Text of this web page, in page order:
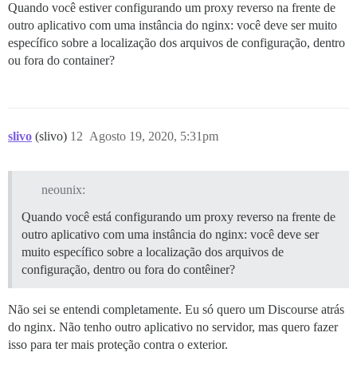
Quando você estiver configurando um proxy reverso na frente de
outro aplicativo com uma instância do nginx: você deve ser muito
específico sobre a localização dos arquivos de configuração, dentro
ou fora do container?
slivo (slivo) Agosto 19, 2020, 5:31pm
12
neounix:
Quando você está configurando um proxy reverso na frente de
outro aplicativo com uma instância do nginx: você deve ser
muito específico sobre a localização dos arquivos de
configuração, dentro ou fora do contêiner?
Não sei se entendi completamente. Eu só quero um Discourse atrás
do nginx. Não tenho outro aplicativo no servidor, mas quero fazer
isso para ter mais proteção contra o exterior.